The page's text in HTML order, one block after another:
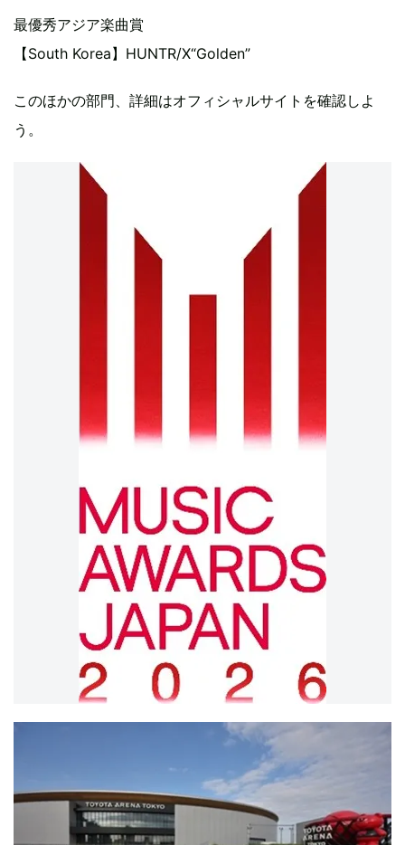
最優秀アジア楽曲賞
【South Korea】HUNTR/X“Golden”
このほかの部門、詳細はオフィシャルサイトを確認しよ
う。